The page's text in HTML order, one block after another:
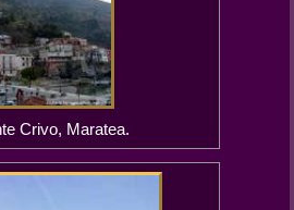
Crivo, Maratea.